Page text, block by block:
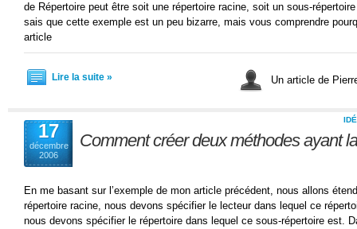
de Répertoire peut être soit une répertoire racine, soit un sous-
sais que cette exemple est un peu bizarre, mais vous comprendre
article
Lire la suite » Un article de
17
décembre
2006
Comment créer deux méthodes ayant
En me basant sur l’exemple de mon article précédent, nous allons
répertoire racine, nous devons spécifier le lecteur dans lequel ce
nous devons spécifier le répertoire dans lequel ce sous-répertoire est.